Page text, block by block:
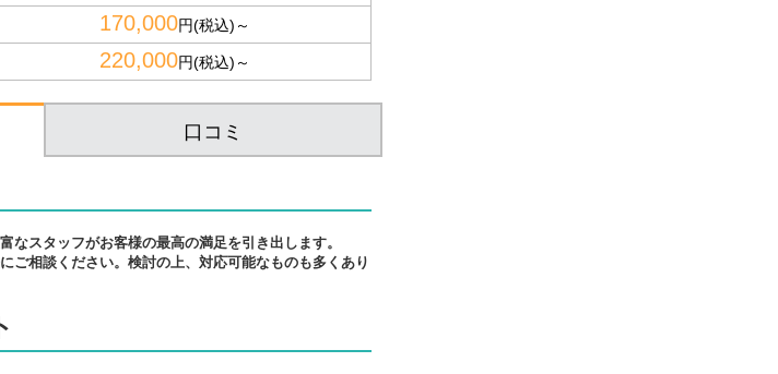
170,000円(税込)～
220,000円(税込)～
口コミ
なスタッフがお客様の最高の満足を引き出します。
ご相談ください。検討の上、対応可能なものも多くあり